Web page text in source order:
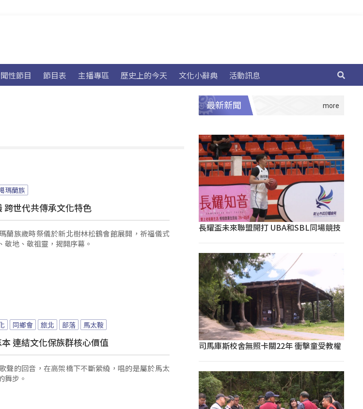
性節目 節目表 主播專區 歷史上的今天 文化小辭典 活動訊息
瑪蘭族
世代共傳承文化特色
蘭族歲時祭儀於新北樹林松鶴會館展開，祈福儀式
敬地、敬祖靈，揭開序幕。
同鄉會 旅北 部落 馬太鞍
連結文化保族群核心價值
聲的回音，在高架橋下不斷縈繞，唱的是屬於馬太
舞步。
最新新聞
長耀盃未來聯盟開打 UBA和SBL同場競技
司馬庫斯校舍無照卡關22年 衝擊童受教權